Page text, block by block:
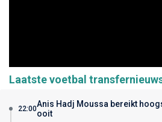
Laatste voetbal
22:00Anis Hadj Moussa bereikt
ooit